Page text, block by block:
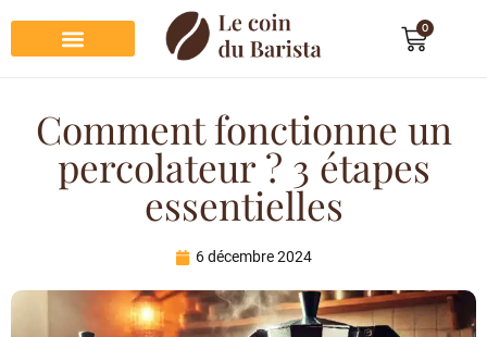
0
Comment fonctionne un
percolateur ? 3 étapes
essentielles
6 décembre 2024